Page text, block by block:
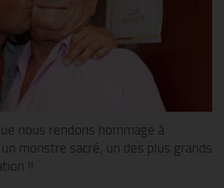
nous rendons hommage à
monstre sacré, un des plus grands
!!